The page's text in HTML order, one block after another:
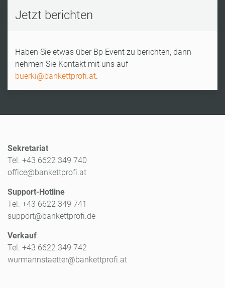
Jetzt berichten
Haben Sie etwas über Bp Event zu berichten, dann
nehmen Sie Kontakt mit uns auf
buerki@bankettprofi.at.
Sekretariat
Tel. +43 6622 349 740
office@bankettprofi.at
Support-Hotline
Tel. +43 6622 349 741
support@bankettprofi.de
Verkauf
Tel. +43 6622 349 742
wurmannstaetter@bankettprofi.at